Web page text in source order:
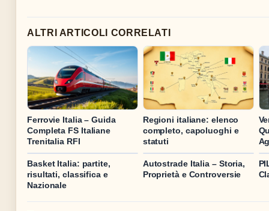
ALTRI ARTICOLI CORRELATI
Ferrovie Italia – Guida
Completa FS Italiane
Trenitalia RFI
Regioni italiane: elenco
completo, capoluoghi e
statuti
Basket Italia: partite,
risultati, classifica e
Nazionale
Autostrade Italia – Storia,
Proprietà e Controversie